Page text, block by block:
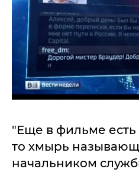
"Еще в фильме есть
то хмырь
начальником